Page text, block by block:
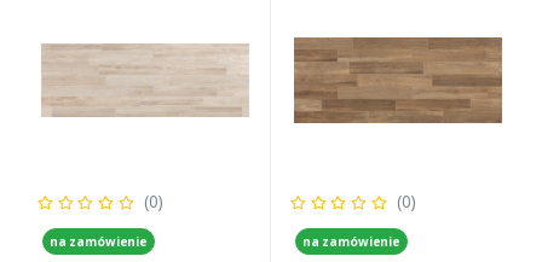
(0)
na zamówienie
(0)
na zamówienie